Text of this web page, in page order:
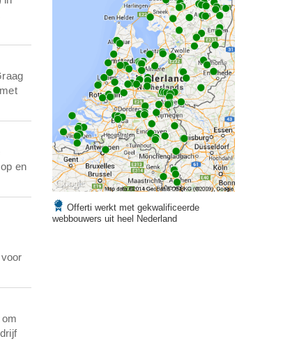
en
Offerti werkt met gekwalificeerde
webbouwers uit heel Nederland